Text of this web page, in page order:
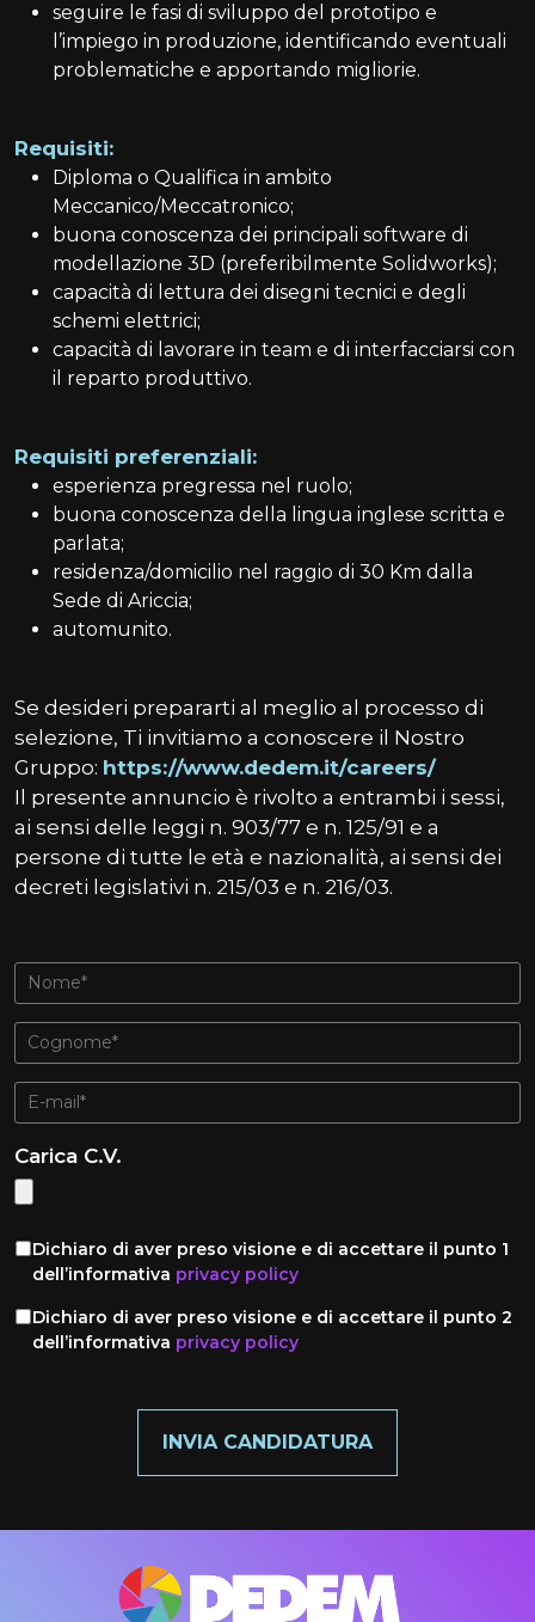
seguire le fasi di sviluppo del prototipo e
l’impiego in produzione, identificando eventuali
problematiche e apportando migliorie.
Requisiti:
Diploma o Qualifica in ambito
Meccanico/Meccatronico;
buona conoscenza dei principali software di
modellazione 3D (preferibilmente Solidworks);
capacità di lettura dei disegni tecnici e degli
schemi elettrici;
capacità di lavorare in team e di interfacciarsi con
il reparto produttivo.
Requisiti preferenziali:
esperienza pregressa nel ruolo;
buona conoscenza della lingua inglese scritta e
parlata;
residenza/domicilio nel raggio di 30 Km dalla
Sede di Ariccia;
automunito.
Se desideri prepararti al meglio al processo di
selezione, Ti invitiamo a conoscere il Nostro
Gruppo: https://www.dedem.it/careers/
Il presente annuncio è rivolto a entrambi i sessi,
ai sensi delle leggi n. 903/77 e n. 125/91 e a
persone di tutte le età e nazionalità, ai sensi dei
decreti legislativi n. 215/03 e n. 216/03.
Carica C.V.
Dichiaro di aver preso visione e di accettare il punto 1
dell’informativa privacy policy
Dichiaro di aver preso visione e di accettare il punto 2
dell’informativa privacy policy
INVIA CANDIDATURA